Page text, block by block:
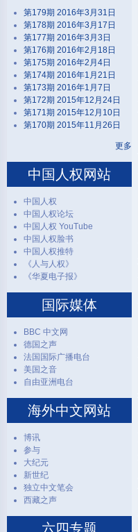
第179期 2016年3月31日
第178期 2016年3月17日
第177期 2016年3月3日
第176期 2016年2月18日
第175期 2016年2月4日
第174期 2016年1月21日
第173期 2016年1月7日
第172期 2015年12月24日
第171期 2015年12月10日
第170期 2015年11月26日
更多
中国人权网站
中国人权
中国人权论坛
中国人权 YouTube
中国人权脸书
中国人权推特
《人与人权》
《华夏电子报》
国际媒体
BBC 中文网
德国之声
法国国际广播电台
美国之音
自由亚洲电台
海外中文网站
博讯
参与
大纪元
新世纪
独立中文笔会
西藏之声
六四专题